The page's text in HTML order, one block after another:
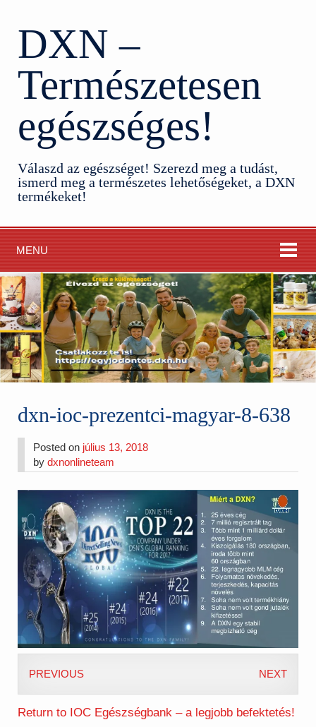
DXN –
Természetesen
egészséges!
Válaszd az egészséget! Szerezd meg a tudást,
ismerd meg a természetes lehetőségeket, a DXN
termékeket!
MENU
dxn-ioc-prezentci-magyar-8-638
Posted on július 13, 2018
bydxnonlineteam
PREVIOUS NEXT
Return to IOC Egészségbank – a legjobb befektetés!